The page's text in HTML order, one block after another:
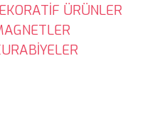
ÜRÜNLER